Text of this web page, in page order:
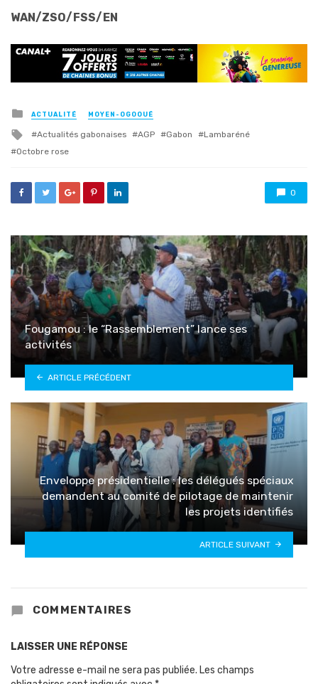
WAN/ZSO/FSS/EN
Posted
in
ACTUALITÉ MOYEN-OGOOUÉ
Tagged
with
Actualités gabonaises AGP Gabon
Lambaréné
Octobre rose
0
Fougamou : le “Rassemblement” lance ses
activités
ARTICLE PRÉCÉDENT
Enveloppe présidentielle : les délégués spéciaux
demandent au comité de pilotage de maintenir
les projets identifiés
ARTICLE SUIVANT
COMMENTAIRES
LAISSER UNE RÉPONSE
Votre adresse e-mail ne sera pas publiée. Les champs